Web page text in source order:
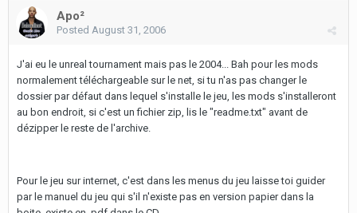
Apo²
Posted August 31, 2006
J'ai eu le unreal tournament mais pas le 2004... Bah pour les mods
normalement téléchargeable sur le net, si tu n'as pas changer le
dossier par défaut dans lequel s'installe le jeu, les mods s'installeront
au bon endroit, si c'est un fichier zip, lis le "readme.txt" avant de
dézipper le reste de l'archive.
Pour le jeu sur internet, c'est dans les menus du jeu laisse toi guider
par le manuel du jeu qui s'il n'existe pas en version papier dans la